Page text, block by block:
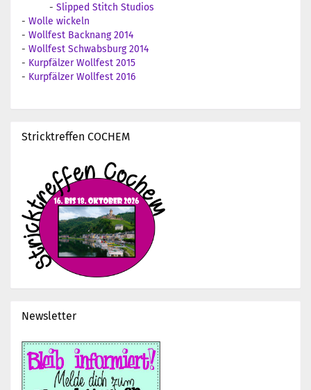
- Slipped Stitch Studios
- Wolle wickeln
- Wollfest Backnang 2014
- Wollfest Schwabsburg 2014
- Kurpfälzer Wollfest 2015
- Kurpfälzer Wollfest 2016
Stricktreffen COCHEM
Newsletter